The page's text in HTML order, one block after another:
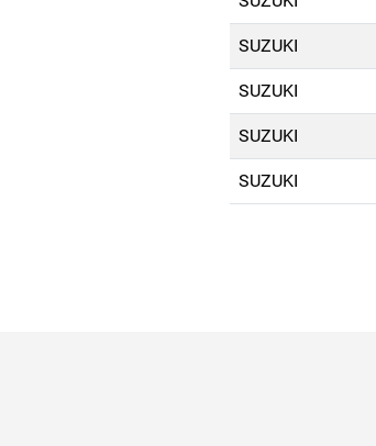
SUZUKI
SUZUKI
SUZUKI
SUZUKI